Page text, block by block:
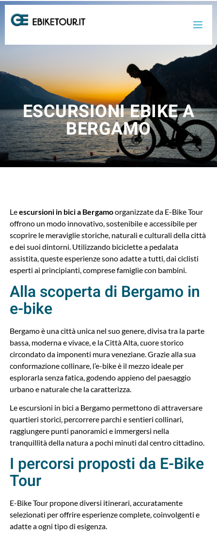
ESCURSIONI EBIKE A
BERGAMO
Leescursioni in bici a Bergamoorganizzate da E-Bike Tour
offrono un modo innovativo, sostenibile e accessibile per
scoprire le meraviglie storiche, naturali e culturali della città
e dei suoi dintorni. Utilizzando biciclette a pedalata
assistita, queste esperienze sono adatte a tutti, dai ciclisti
esperti ai principianti, comprese famiglie con bambini.
Alla scoperta di Bergamo in
e-bike
Bergamo è una città unica nel suo genere, divisa tra la parte
bassa, moderna e vivace, e la Città Alta, cuore storico
circondato da imponenti mura veneziane. Grazie alla sua
conformazione collinare, l’e-bike è il mezzo ideale per
esplorarla senza fatica, godendo appieno del paesaggio
urbano e naturale che la caratterizza.
Le escursioni in bici a Bergamo permettono di attraversare
quartieri storici, percorrere parchi e sentieri collinari,
raggiungere punti panoramici e immergersi nella
tranquillità della natura a pochi minuti dal centro cittadino.
I percorsi proposti da E-Bike
Tour
E-Bike Tour propone diversi itinerari, accuratamente
selezionati per offrire esperienze complete, coinvolgenti e
adatte a ogni tipo di esigenza.